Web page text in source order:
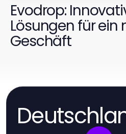
Evodrop:
Lösungen für ein
Geschäft